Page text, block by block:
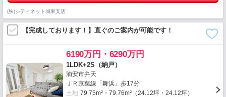
(株)シティネット城東支店
【完成しております！】直ぐのご案内が可能です！
6190万円・6290万円
1LDK+2S（納戸）
浦安市弁天
ＪＲ京葉線「舞浜」歩17分
土地 79.75m²・79.76m²（24.12坪・24.12坪）